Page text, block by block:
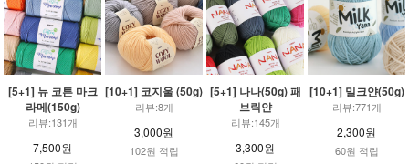
[5+1] 뉴 코튼 마크
라메(150g)
리뷰:131개
7,500원
[10+1] 코지울 (50g)
리뷰:8개
3,000원
102원 적립
[5+1] 나나(50g) 패
브릭얀
리뷰:145개
3,300원
[10+1] 밀크얀(50g)
리뷰:771개
2,300원
60원 적립